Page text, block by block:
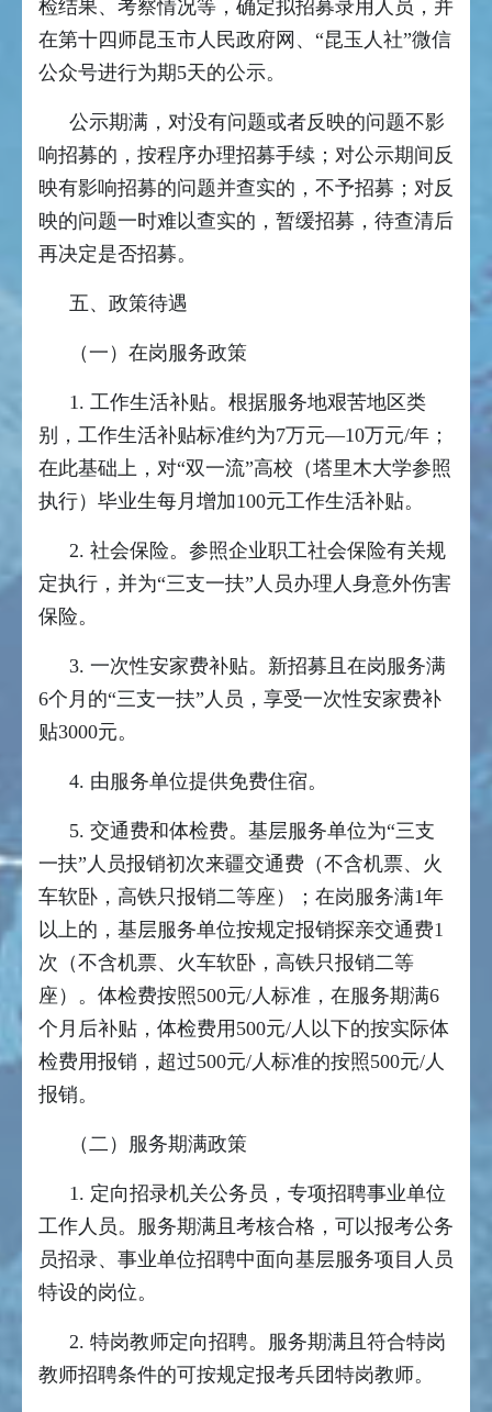
检结果、考察情况等，确定拟招募录用人员，并
在第十四师昆玉市人民政府网、“昆玉人社”微信
公众号进行为期5天的公示。
公示期满，对没有问题或者反映的问题不影
响招募的，按程序办理招募手续；对公示期间反
映有影响招募的问题并查实的，不予招募；对反
映的问题一时难以查实的，暂缓招募，待查清后
再决定是否招募。
五、政策待遇
（一）在岗服务政策
1. 工作生活补贴。根据服务地艰苦地区类
别，工作生活补贴标准约为7万元—10万元/年；
在此基础上，对“双一流”高校（塔里木大学参照
执行）毕业生每月增加100元工作生活补贴。
2. 社会保险。参照企业职工社会保险有关规
定执行，并为“三支一扶”人员办理人身意外伤害
保险。
3. 一次性安家费补贴。新招募且在岗服务满
6个月的“三支一扶”人员，享受一次性安家费补
贴3000元。
4. 由服务单位提供免费住宿。
5. 交通费和体检费。基层服务单位为“三支
一扶”人员报销初次来疆交通费（不含机票、火
车软卧，高铁只报销二等座）；在岗服务满1年
以上的，基层服务单位按规定报销探亲交通费1
次（不含机票、火车软卧，高铁只报销二等
座）。体检费按照500元/人标准，在服务期满6
个月后补贴，体检费用500元/人以下的按实际体
检费用报销，超过500元/人标准的按照500元/人
报销。
（二）服务期满政策
1. 定向招录机关公务员，专项招聘事业单位
工作人员。服务期满且考核合格，可以报考公务
员招录、事业单位招聘中面向基层服务项目人员
特设的岗位。
2. 特岗教师定向招聘。服务期满且符合特岗
教师招聘条件的可按规定报考兵团特岗教师。